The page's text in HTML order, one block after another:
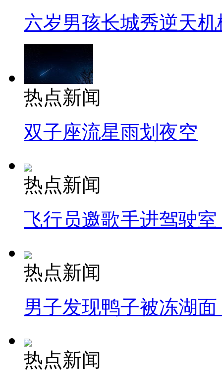
六岁男孩长城秀逆天机
热点新闻
双子座流星雨划夜空
热点新闻
飞行员邀歌手进驾驶
热点新闻
男子发现鸭子被冻湖
热点新闻